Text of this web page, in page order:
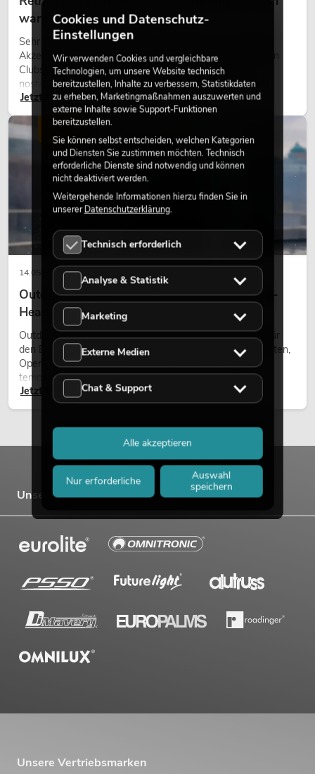
warmes Licht wieder wirkt
Sehr warmes Licht, sichtbare Leuchtflächen und farbige
Akzente prägen viele aktuelle Lichtdesigns auf Bühnen, in
Clubs und bei Events. Retro-Licht ist dabei kein rein
nostalgischer Effekt, sondern ein bewusst eingesetztes
Gestaltungsmittel: Es schafft Atmosphäre, gibt Szenen
Charakter und kann technische LED-Setups emotionaler
wirken lassen.
Jetzt lesen
14.05.2026
Outdoor Moving-Heads: Wetterfeste Moving-
Heads bei Events
Outdoor Moving-Heads sind bewegliche Scheinwerfer für
den Einsatz im Freien. Sie werden bei Festivals, Stadtfesten,
Open-Air-Konzerten, Architekturinszenierungen und
temporären Außeninstallationen eingesetzt.
Jetzt lesen
LICHT
Unsere Marken
Unsere Vertriebsmarken
Cookies und Datenschutz-
Einstellungen
Wir verwenden Cookies und vergleichbare
Technologien, um unsere Website technisch
bereitzustellen, Inhalte zu verbessern, Statistikdaten
zu erheben, Marketingmaßnahmen auszuwerten und
externe Inhalte sowie Support-Funktionen
bereitzustellen.
Sie können selbst entscheiden, welchen Kategorien
und Diensten Sie zustimmen möchten. Technisch
erforderliche Dienste sind notwendig und können
nicht deaktiviert werden.
Weitergehende Informationen hierzu finden Sie in
unsererDatenschutzerklärung.
Technisch erforderlich
Analyse & Statistik
Marketing
Externe Medien
Chat & Support
Nur erforderliche
Auswahl
speichern
Alle akzeptieren